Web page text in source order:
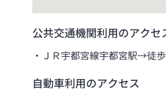
公共交通機関利用のアクセ
ＪＲ宇都宮線宇都宮駅→徒
自動車利用のアクセス